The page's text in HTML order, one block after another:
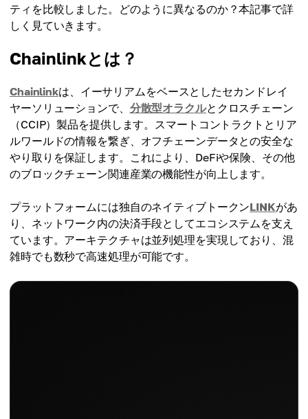
ティを比較しました。どのように異なるのか？本記事で詳
しく見ていきます。
Chainlinkとは？
Chainlinkは、イーサリアムをベースとしたセカンドレイ
ヤーソリューションで、 分散型オラクルとクロスチェーン
（CCIP）製品を提供します。スマートコントラクトとリア
ルワールドの情報を繋ぎ、オフチェーンデータとの安全な
やり取りを保証します。これにより、DeFiや保険、その他
のブロックチェーン関連産業の機能性が向上します。
プラットフォームには独自のネイティブトークンLINKがあ
り、ネットワーク内の決済手段としてエコシステムを支え
ています。アーキテクチャは並列処理を実現しており、混
雑時でも数秒で高速処理が可能です。